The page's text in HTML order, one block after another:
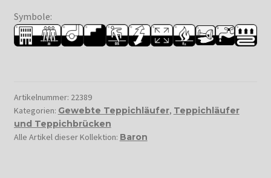
Symbole:
Artikelnummer: 22389
Kategorien: Gewebte Teppichläufer, Teppichläufer
und Teppichbrücken
Alle Artikel dieser Kollektion: Baron